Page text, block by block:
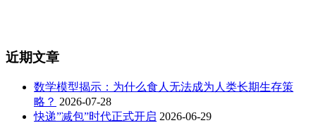
近期文章
数学模型揭示：为什么食人无法成为人类长期生存策
略？ 2026-07-28
快递”减包”时代正式开启 2026-06-29